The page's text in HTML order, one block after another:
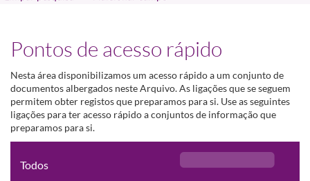
Pontos de acesso rápido
Nesta área disponibilizamos um acesso rápido a um conjunto de
documentos albergados neste Arquivo. As ligações que se seguem
permitem obter registos que preparamos para si. Use as seguintes
ligações para ter acesso rápido a conjuntos de informação que
preparamos para si.
Todos